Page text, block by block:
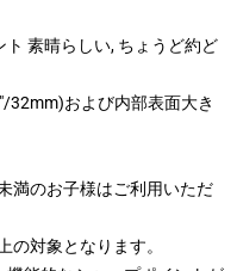
素晴らしい, ちょうど約ど
32mm)および内部表面大き
満のお子様はご利用いただ
の対象となります。